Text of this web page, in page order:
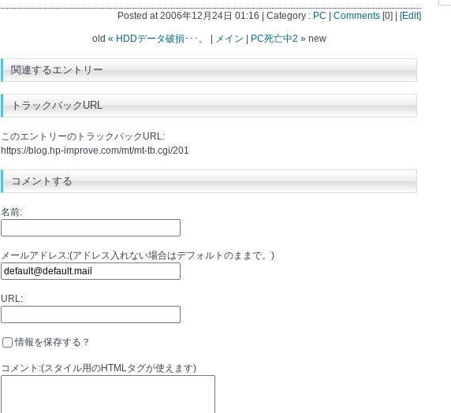
Posted at 2006年12月24日 01:16 | Category : PC Comments [0] | [Edit]
old « HDDデータ破損･･･。 メイン PC死亡中2 »new
関連するエントリー
トラックバックURL
このエントリーのトラックバックURL:
https://blog.hp-improve.com/mt/mt-tb.cgi/201
コメントする
名前:
メールアドレス:(アドレス入れない場合はデフォルトのままで。)
URL:
情報を保存する？
コメント:(スタイル用のHTMLタグが使えます)